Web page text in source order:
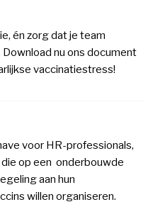
én zorg dat je team
nu ons document
vaccinatiestress!
voor HR-professionals,
op een onderbouwde
aan hun
willen organiseren.